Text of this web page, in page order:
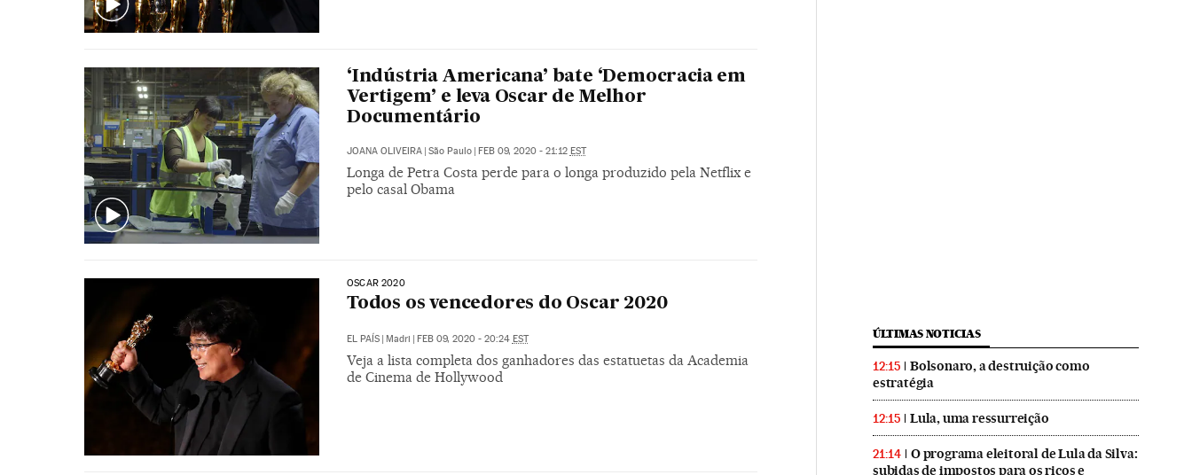
‘Indústria Americana’ bate ‘Democracia em
Vertigem’ e leva Oscar de Melhor
Documentário
JOANA OLIVEIRA São Paulo FEB 09, 2020 - 21:12 EST
Longa de Petra Costa perde para o longa produzido pela Netflix e
pelo casal Obama
OSCAR 2020
Todos os vencedores do Oscar 2020
EL PAÍS Madri FEB 09, 2020 - 20:24 EST
Veja a lista completa dos ganhadores das estatuetas da Academia
de Cinema de Hollywood
ÚLTIMAS NOTICIAS
12:15
Bolsonaro, a destruição como
estratégia
12:15 Lula, uma ressurreição
21:14
O programa eleitoral de Lula da Silva:
subidas de impostos para os ricos e